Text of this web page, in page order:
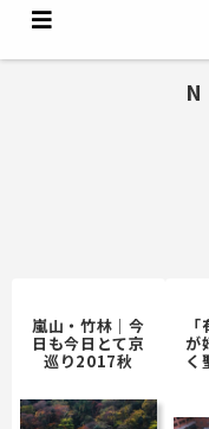
嵐山・竹林｜今
日も今日とて京
巡り2017秋
が
く